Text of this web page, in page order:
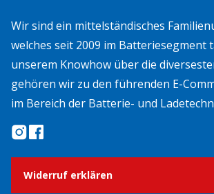
Wir sind ein mittelständisches
welches seit 2009 im Batteriesegment
unserem Knowhow über die
gehören wir zu den führenden E-
im Bereich der Batterie- und
Widerruf erklären